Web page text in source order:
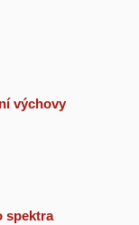
výchovy
spektra